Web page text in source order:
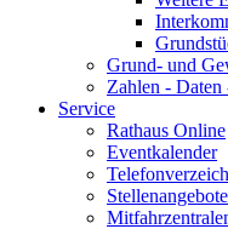
Grund- und
Zahlen - Daten
Service
Rathaus Online
Eventkalender